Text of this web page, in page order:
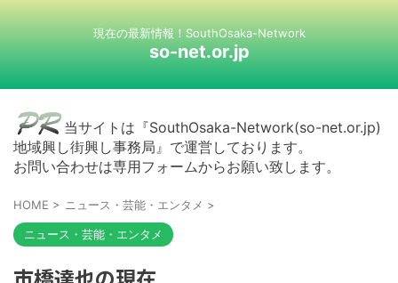
現在の最新情報！SouthOsaka-Network
so-net.or.jp
当サイトは『SouthOsaka-Network(so-net.or.jp)
地域興し街興し事務局』で運営しております。
お問い合わせは専用フォームからお願い致します。
HOME > ニュース・芸能・エンタメ >
ニュース・芸能・エンタメ